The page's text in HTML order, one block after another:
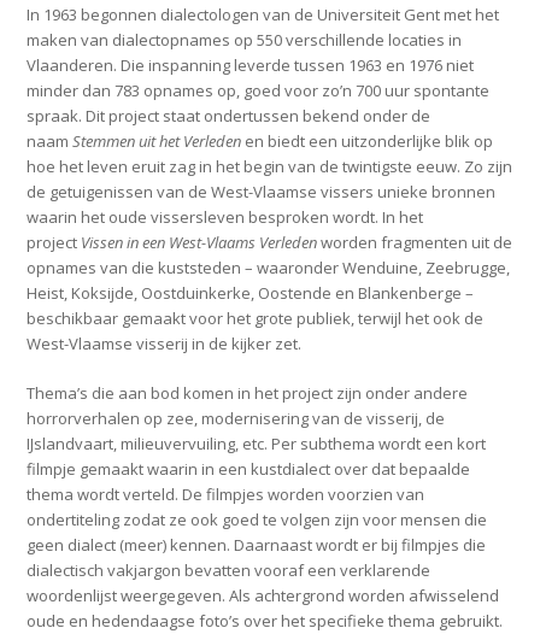
In 1963 begonnen dialectologen van de Universiteit Gent met het
maken van dialectopnames op 550 verschillende locaties in
Vlaanderen. Die inspanning leverde tussen 1963 en 1976 niet
minder dan 783 opnames op, goed voor zo’n 700 uur spontante
spraak. Dit project staat ondertussen bekend onder de
naamStemmen uit het Verleden en biedt een uitzonderlijke blik op
hoe het leven eruit zag in het begin van de twintigste eeuw. Zo zijn
de getuigenissen van de West-Vlaamse vissers unieke bronnen
waarin het oude vissersleven besproken wordt. In het
project Vissen in een West-Vlaams Verledenworden fragmenten uit de
opnames van die kuststeden – waaronder Wenduine, Zeebrugge,
Heist, Koksijde, Oostduinkerke, Oostende en Blankenberge –
beschikbaar gemaakt voor het grote publiek, terwijl het ook de
West-Vlaamse visserij in de kijker zet.
Thema’s die aan bod komen in het project zijn onder andere
horrorverhalen op zee, modernisering van de visserij, de
IJslandvaart, milieuvervuiling, etc. Per subthema wordt een kort
filmpje gemaakt waarin in een kustdialect over dat bepaalde
thema wordt verteld. De filmpjes worden voorzien van
ondertiteling zodat ze ook goed te volgen zijn voor mensen die
geen dialect (meer) kennen. Daarnaast wordt er bij filmpjes die
dialectisch vakjargon bevatten vooraf een verklarende
woordenlijst weergegeven. Als achtergrond worden afwisselend
oude en hedendaagse foto’s over het specifieke thema gebruikt.